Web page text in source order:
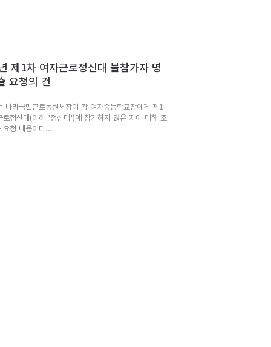
제1차 여자근로정신대 불참가자 명
요청의 건
나라국민근로동원서장이 각 여자중등학교장에게 제1
로정신대(이하 '정신대')에 참가하지 않은 자에 대해 조
요청 내용이다...